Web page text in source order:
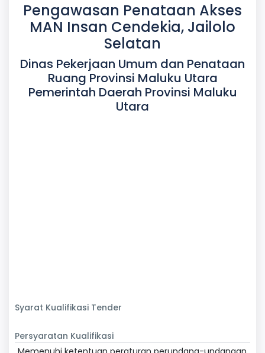
Pengawasan Penataan Akses
MAN Insan Cendekia, Jailolo
Selatan
Dinas Pekerjaan Umum dan Penataan
Ruang Provinsi Maluku Utara
Pemerintah Daerah Provinsi Maluku
Utara
Syarat Kualifikasi Tender
Persyaratan Kualifikasi